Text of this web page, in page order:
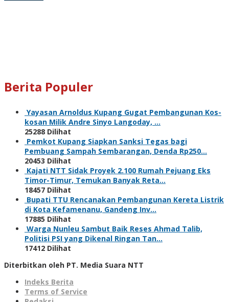
Berita Populer
Yayasan Arnoldus Kupang Gugat Pembangunan Kos-
kosan Milik Andre Sinyo Langoday, …
25288 Dilihat
Pemkot Kupang Siapkan Sanksi Tegas bagi
Pembuang Sampah Sembarangan, Denda Rp250…
20453 Dilihat
Kajati NTT Sidak Proyek 2.100 Rumah Pejuang Eks
Timor-Timur, Temukan Banyak Reta…
18457 Dilihat
Bupati TTU Rencanakan Pembangunan Kereta Listrik
di Kota Kefamenanu, Gandeng Inv…
17885 Dilihat
Warga Nunleu Sambut Baik Reses Ahmad Talib,
Politisi PSI yang Dikenal Ringan Tan…
17412 Dilihat
Diterbitkan oleh PT. Media Suara NTT
Indeks Berita
Terms of Service